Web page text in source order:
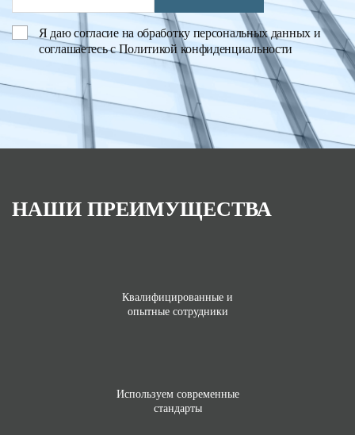
Я даюсогласие на обработку персональных данныхи
соглашаетесь сПолитикой конфиденциальности
НАШИ ПРЕИМУЩЕСТВА
Квалифицированные и
опытные сотрудники
Используем современные
стандарты